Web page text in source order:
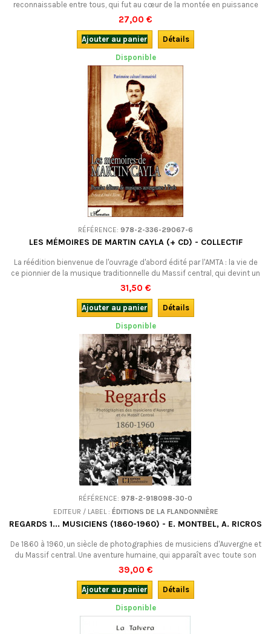
reconnaissable entre tous, qui fut au cœur de la montée en puissance
et de la structuration du mouvement folkloriste entre les deux
guerres.Avec CD.
27,00 €
Ajouter au panier
Détails
Disponible
RÉFÉRENCE: 978-2-336-29067-6
LES MÉMOIRES DE MARTIN CAYLA (+ CD) - COLLECTIF
La réédition bienvenue de l'ouvrage d'abord édité par l'AMTA : la vie de
ce pionnier de la musique traditionnelle du Massif central, qui devint un
célèbre éditeur de musique et une figure emblématique des Auvergnats
de Paris. En français, avec CD et partitions.
31,50 €
Ajouter au panier
Détails
Disponible
RÉFÉRENCE: 978-2-918098-30-0
EDITEUR / LABEL : ÉDITIONS DE LA FLANDONNIÈRE
REGARDS 1... MUSICIENS (1860-1960) - E. MONTBEL, A. RICROS
De 1860 à 1960, un siècle de photographies de musiciens d'Auvergne et
du Massif central. Une aventure humaine, qui apparaît avec toute son
énergie, sa chaleur et sa sensibilité, rendant ainsi à chacun la place
particulière qu’il occupait.En français.
39,00 €
Ajouter au panier
Détails
Disponible